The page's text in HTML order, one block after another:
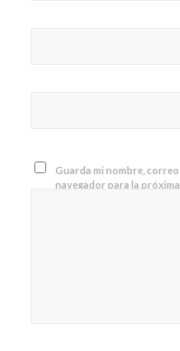
Guarda mi nombre,
navegador para la